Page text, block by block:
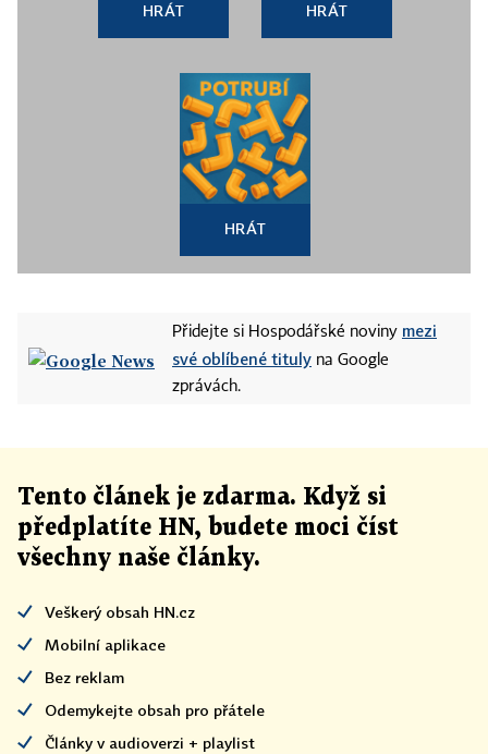
HRÁT HRÁT
HRÁT
Přidejte si Hospodářské noviny mezi
své oblíbené tituly na Google
zprávách.
Tento článek je zdarma. Když si
předplatíte HN, budete moci číst
všechny naše články.
Veškerý obsah HN.cz
Mobilní aplikace
Bez reklam
Odemykejte obsah pro přátele
Články v audioverzi + playlist